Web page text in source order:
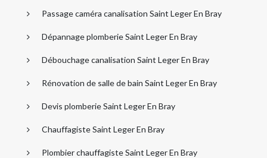
Passage caméra canalisation Saint Leger En Bray
Dépannage plomberie Saint Leger En Bray
Débouchage canalisation Saint Leger En Bray
Rénovation de salle de bain Saint Leger En Bray
Devis plomberie Saint Leger En Bray
Chauffagiste Saint Leger En Bray
Plombier chauffagiste Saint Leger En Bray